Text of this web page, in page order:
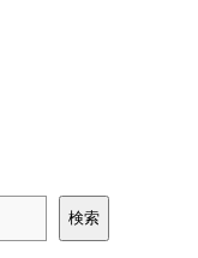
検索